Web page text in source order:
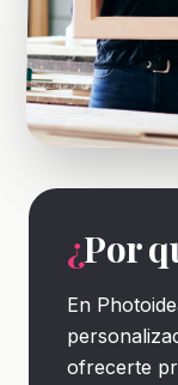
¿Por
En
ofrecerte